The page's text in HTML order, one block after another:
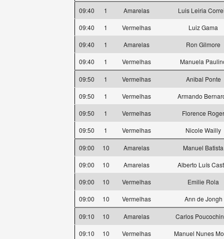
09:40 1 Amarelas
Luis Leiria
09:40
1 Vermelhas
Luiz Gama
09:40
1 Amarelas
Ron Gilmore
09:40
1 Vermelhas Manuela
09:50 1 Vermelhas
Anibal Ponte
09:50
1 Vermelhas
Armando
09:50
1 Vermelhas
Florence Roger
09:50
1 Vermelhas Nicole Wailly
09:00 10 Amarelas
Manuel Batista
09:00
10 Amarelas
Alberto Luís
09:00
10 Vermelhas
Emilie Rola
09:00
10 Vermelhas Ann de Jongh
09:10 10 Amarelas
Carlos
09:10
10 Vermelhas
Manuel Nunes